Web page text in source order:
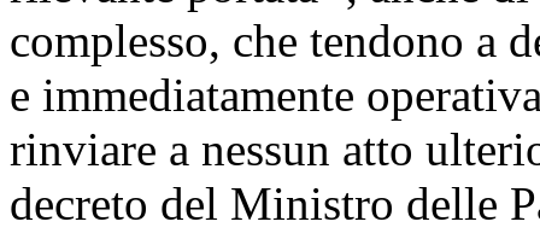
complesso, che tendono a
e immediatamente
rinviare a nessun atto
decreto del Ministro delle